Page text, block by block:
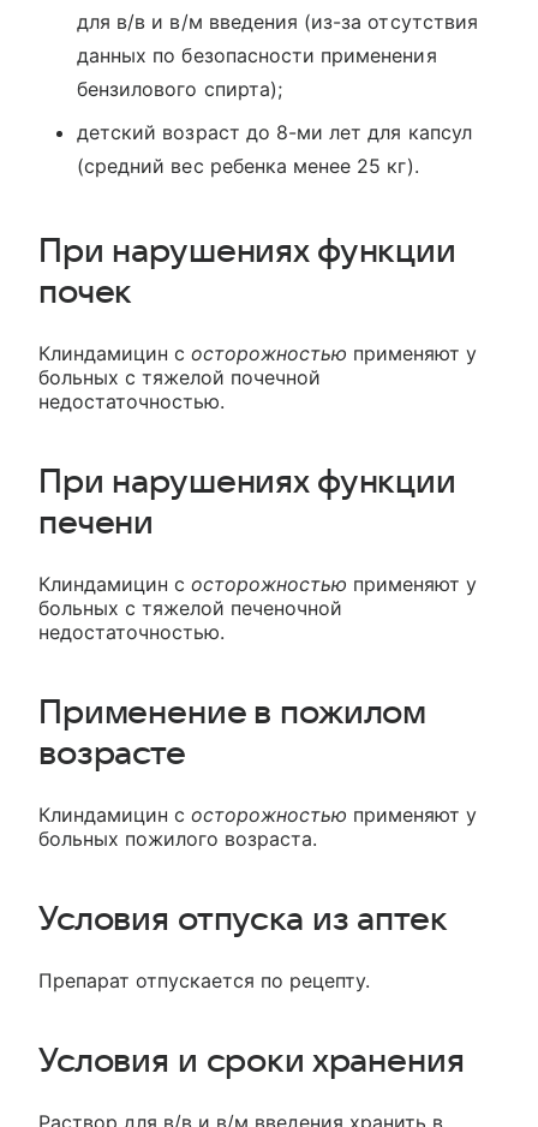
для в/в и в/м введения (из-за отсутствия
данных по безопасности применения
бензилового спирта);
детский возраст до 8-ми лет для капсул
(средний вес ребенка менее 25 кг).
При нарушениях функции
почек
Клиндамицин с осторожностью применяют у
больных с тяжелой почечной
недостаточностью.
При нарушениях функции
печени
Клиндамицин с осторожностью применяют у
больных с тяжелой печеночной
недостаточностью.
Применение в пожилом
возрасте
Клиндамицин с осторожностью применяют у
больных пожилого возраста.
Условия отпуска из аптек
Препарат отпускается по рецепту.
Условия и сроки хранения